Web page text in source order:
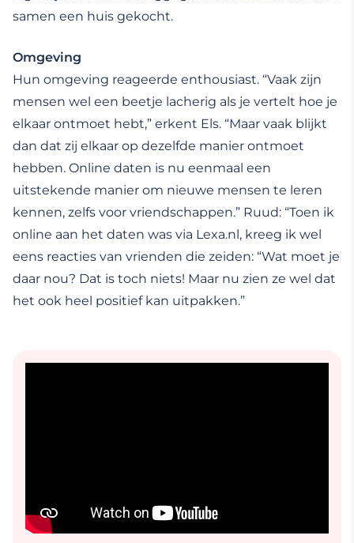
samen een huis gekocht.
Omgeving
Hun omgeving reageerde enthousiast. “Vaak zijn
mensen wel een beetje lacherig als je vertelt hoe je
elkaar ontmoet hebt,” erkent Els. “Maar vaak blijkt
dan dat zij elkaar op dezelfde manier ontmoet
hebben. Online daten is nu eenmaal een
uitstekende manier om nieuwe mensen te leren
kennen, zelfs voor vriendschappen.” Ruud: “Toen ik
online aan het daten was via Lexa.nl, kreeg ik wel
eens reacties van vrienden die zeiden: “Wat moet je
daar nou? Dat is toch niets! Maar nu zien ze wel dat
het ook heel positief kan uitpakken.”